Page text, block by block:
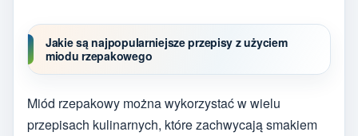
Jakie są najpopularniejsze przepisy z użyciem
miodu rzepakowego
Miód rzepakowy można wykorzystać w wielu
przepisach kulinarnych, które zachwycają smakiem